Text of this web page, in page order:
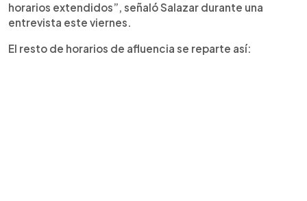
horarios extendidos”, señaló Salazar durante una
entrevista este viernes.
El resto de horarios de afluencia se reparte así: